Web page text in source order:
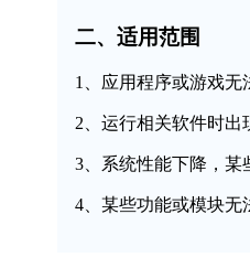
二、适用范围
1、应用程序或游戏无
2、运行相关软件时出
3、系统性能下降，某
4、某些功能或模块无